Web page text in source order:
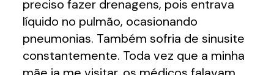
preciso fazer drenagens, pois entrava
líquido no pulmão, ocasionando
pneumonias. Também sofria de sinusite
constantemente. Toda vez que a minha